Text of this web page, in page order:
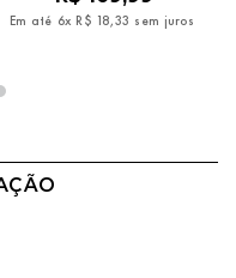
Em até 6x R$ 18,33 sem juros